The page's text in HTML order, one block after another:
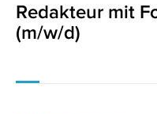
Redakteur mit
(m/w/d)